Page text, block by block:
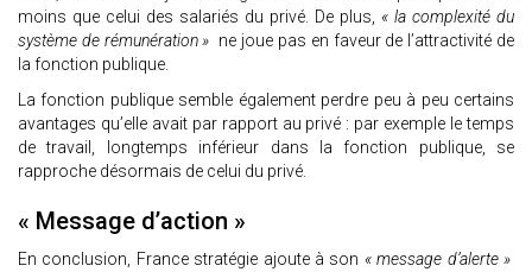
moins que celui des salariés du privé. De plus, « la complexité du
système de rémunération » ne joue pas en faveur de l’attractivité de
la fonction publique.
La fonction publique semble également perdre peu à peu certains
avantages qu’elle avait par rapport au privé : par exemple le temps
de travail, longtemps inférieur dans la fonction publique, se
rapproche désormais de celui du privé.
« Message d’action »
En conclusion, France stratégie ajoute à son « message d’alerte »